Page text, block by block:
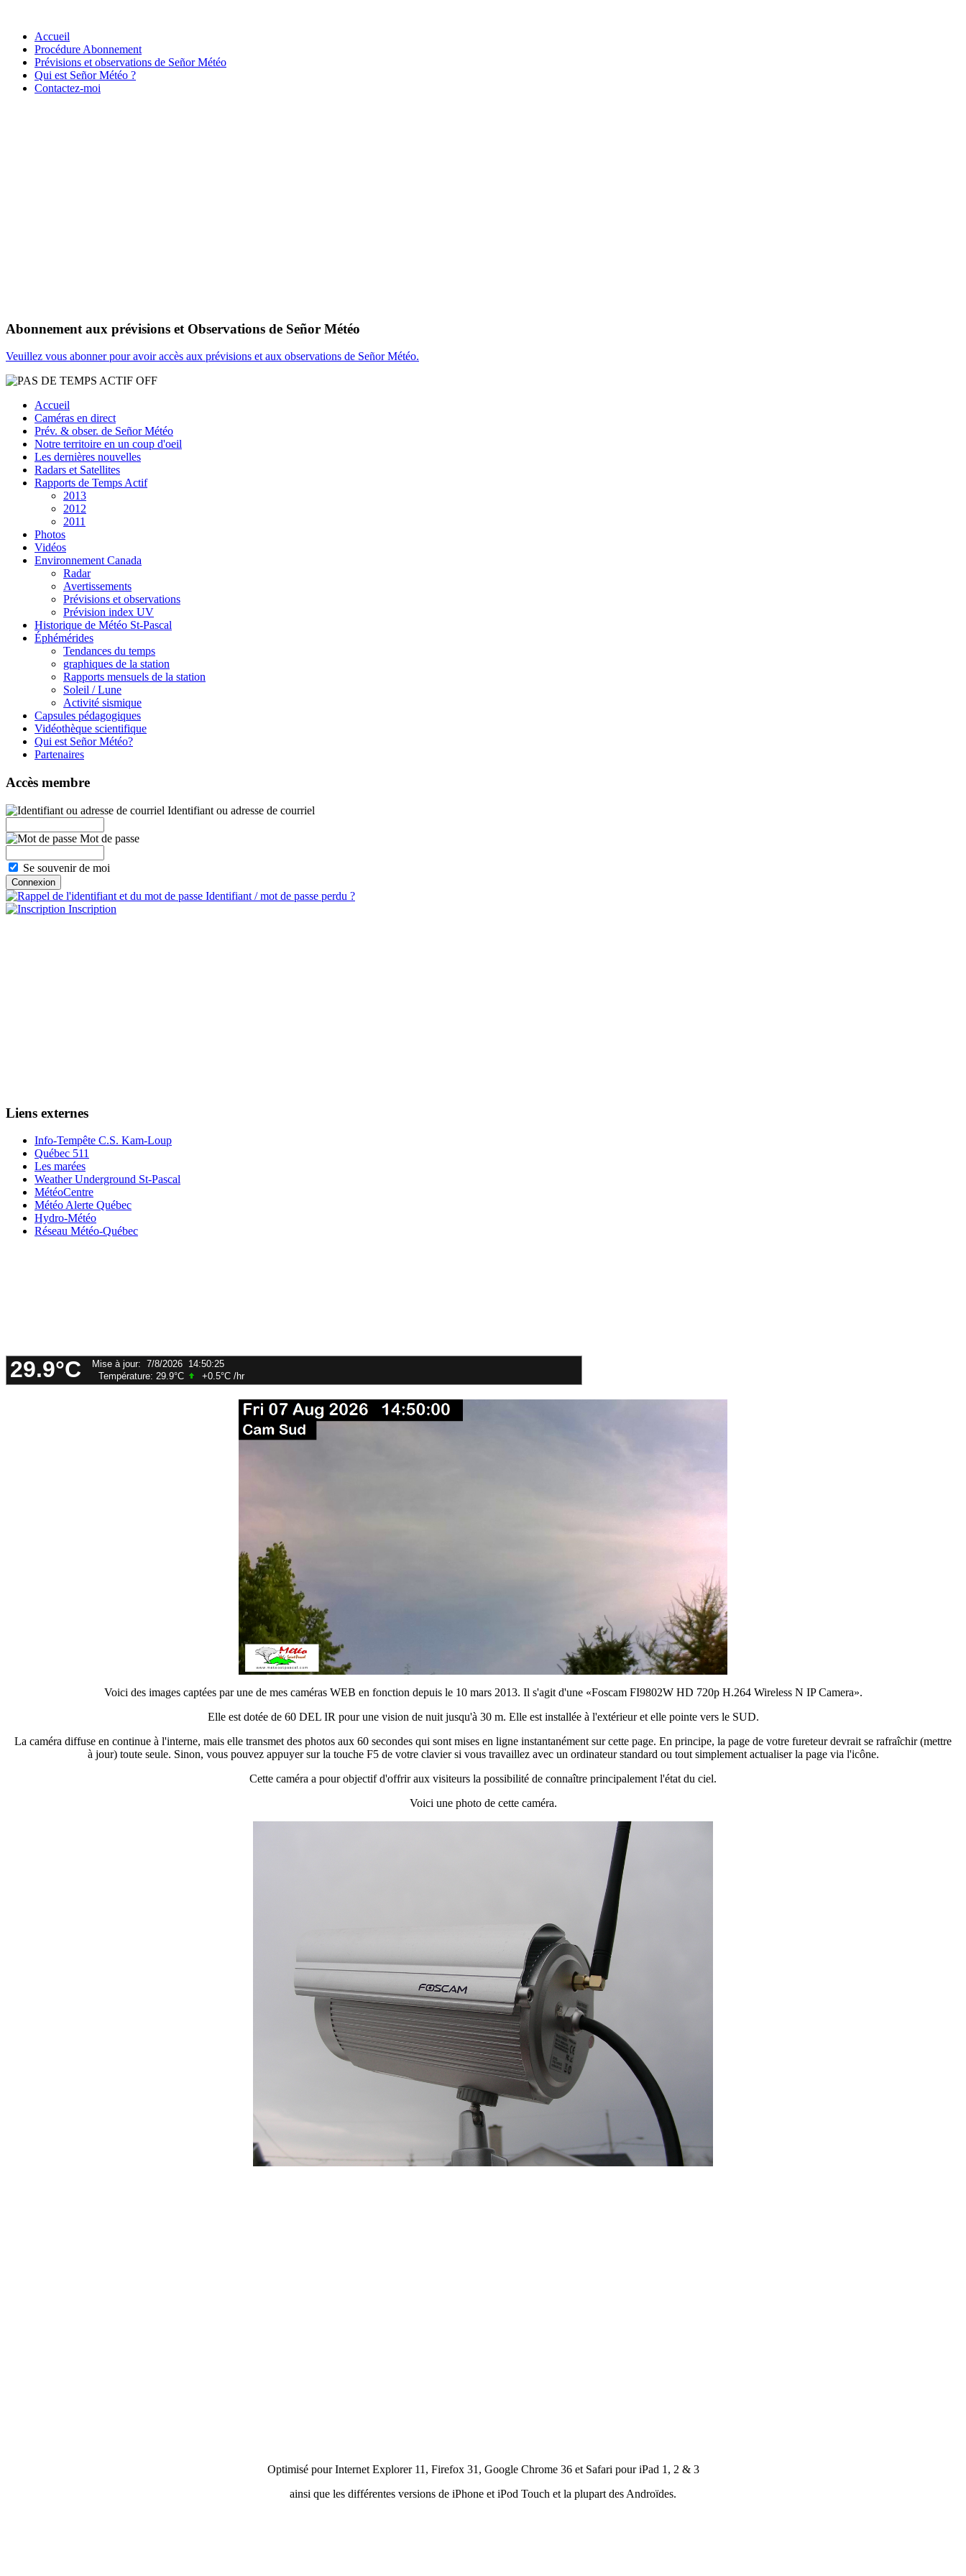
Accueil
Procédure Abonnement
Prévisions et observations de Señor Météo
Qui est Señor Météo ?
Contactez-moi
Abonnement aux prévisions et Observations de Señor Météo
Veuillez vous abonner pour avoir accès aux prévisions et aux observations de Señor Météo.
Accueil
Caméras en direct
Prév. & obser. de Señor Météo
Notre territoire en un coup d'oeil
Les dernières nouvelles
Radars et Satellites
Rapports de Temps Actif
2013
2012
2011
Photos
Vidéos
Environnement Canada
Radar
Avertissements
Prévisions et observations
Prévision index UV
Historique de Météo St-Pascal
Éphémérides
Tendances du temps
graphiques de la station
Rapports mensuels de la station
Soleil / Lune
Activité sismique
Capsules pédagogiques
Vidéothèque scientifique
Qui est Señor Météo?
Partenaires
Accès membre
Identifiant ou adresse de courriel
Mot de passe
Se souvenir de moi
Identifiant / mot de passe perdu ?
Inscription
Liens externes
Info-Tempête C.S. Kam-Loup
Québec 511
Les marées
Weather Underground St-Pascal
MétéoCentre
Météo Alerte Québec
Hydro-Météo
Réseau Météo-Québec
Optimisé pour Internet Explorer 11, Firefox 31, Google Chrome 36 et Safari pour iPad 1, 2 & 3
ainsi que les différentes versions de iPhone et iPod Touch et la plupart des Androïdes.